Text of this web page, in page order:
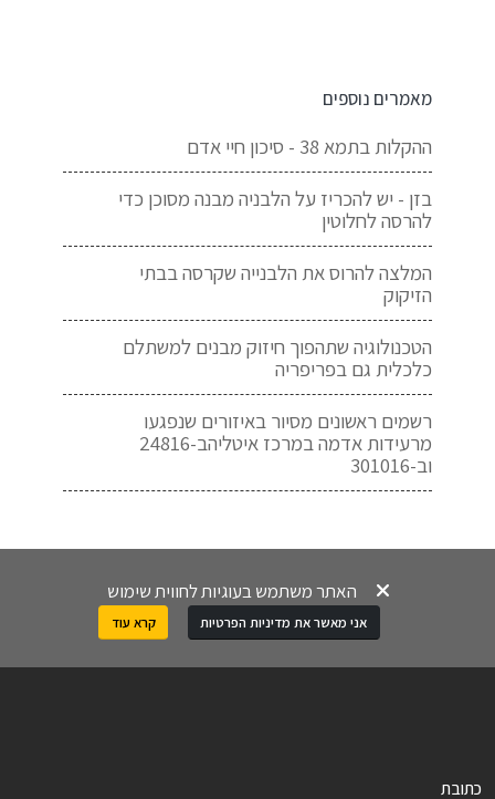
מאמרים נוספים
ההקלות בתמא 38 - סיכון חיי אדם
בזן - יש להכריז על הלבניה מבנה מסוכן כדי
להרסה לחלוטין
המלצה להרוס את הלבנייה שקרסה בבתי
הזיקוק
הטכנולוגיה שתהפוך חיזוק מבנים למשתלם
כלכלית גם בפריפריה
רשמים ראשונים מסיור באיזורים שנפגעו
מרעידות אדמה במרכז איטליהב-24816
וב-301016
האתר משתמש בעוגיות לחווית שימוש
אני מאשר את מדיניות הפרטיות קרא עוד
כתובת